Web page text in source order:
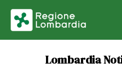
Lombardia